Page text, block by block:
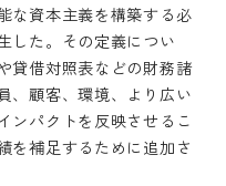
な資本主義を構築する必
した。その定義につい
貸借対照表などの財務諸
、顧客、環境、より広い
ンパクトを反映させるこ
を補足するために追加さ